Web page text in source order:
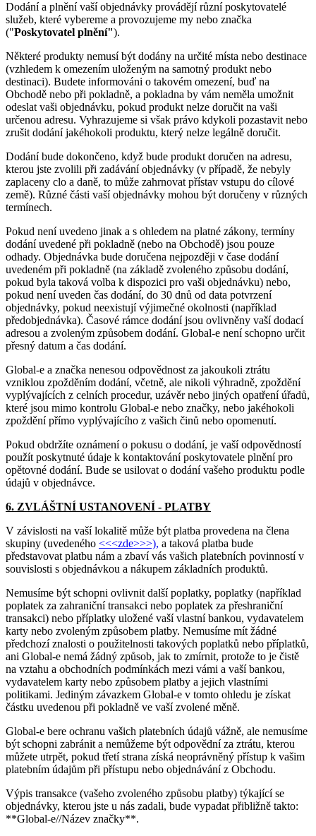
Dodání a plnění vaší objednávky provádějí různí poskytovatelé
služeb, které vybereme a provozujeme my nebo značka
("Poskytovatel plnění").
Některé produkty nemusí být dodány na určité místa nebo destinace
(vzhledem k omezením uloženým na samotný produkt nebo
destinaci). Budete informováni o takovém omezení, buď na
Obchodě nebo při pokladně, a pokladna by vám neměla umožnit
odeslat vaši objednávku, pokud produkt nelze doručit na vaši
určenou adresu. Vyhrazujeme si však právo kdykoli pozastavit nebo
zrušit dodání jakéhokoli produktu, který nelze legálně doručit.
Dodání bude dokončeno, když bude produkt doručen na adresu,
kterou jste zvolili při zadávání objednávky (v případě, že nebyly
zaplaceny clo a daně, to může zahrnovat přístav vstupu do cílové
země). Různé části vaší objednávky mohou být doručeny v různých
termínech.
Pokud není uvedeno jinak a s ohledem na platné zákony, termíny
dodání uvedené při pokladně (nebo na Obchodě) jsou pouze
odhady. Objednávka bude doručena nejpozději v čase dodání
uvedeném při pokladně (na základě zvoleného způsobu dodání,
pokud byla taková volba k dispozici pro vaši objednávku) nebo,
pokud není uveden čas dodání, do 30 dnů od data potvrzení
objednávky, pokud neexistují výjimečné okolnosti (například
předobjednávka). Časové rámce dodání jsou ovlivněny vaší dodací
adresou a zvoleným způsobem dodání. Global-e není schopno určit
přesný datum a čas dodání.
Global-e a značka nenesou odpovědnost za jakoukoli ztrátu
vzniklou zpožděním dodání, včetně, ale nikoli výhradně, zpoždění
vyplývajících z celních procedur, uzávěr nebo jiných opatření úřadů,
které jsou mimo kontrolu Global-e nebo značky, nebo jakéhokoli
zpoždění přímo vyplývajícího z vašich činů nebo opomenutí.
Pokud obdržíte oznámení o pokusu o dodání, je vaší odpovědností
použít poskytnuté údaje k kontaktování poskytovatele plnění pro
opětovné dodání. Bude se usilovat o dodání vašeho produktu podle
údajů v objednávce.
6. ZVLÁŠTNÍ USTANOVENÍ - PLATBY
V závislosti na vaší lokalitě může být platba provedena na člena
skupiny (uvedeného <<<zde>>>), a taková platba bude
představovat platbu nám a zbaví vás vašich platebních povinností v
souvislosti s objednávkou a nákupem základních produktů.
Nemusíme být schopni ovlivnit další poplatky, poplatky (například
poplatek za zahraniční transakci nebo poplatek za přeshraniční
transakci) nebo příplatky uložené vaší vlastní bankou, vydavatelem
karty nebo zvoleným způsobem platby. Nemusíme mít žádné
předchozí znalosti o použitelnosti takových poplatků nebo příplatků,
ani Global-e nemá žádný způsob, jak to zmírnit, protože to je čistě
na vztahu a obchodních podmínkách mezi vámi a vaší bankou,
vydavatelem karty nebo způsobem platby a jejich vlastními
politikami. Jediným závazkem Global-e v tomto ohledu je získat
částku uvedenou při pokladně ve vaší zvolené měně.
Global-e bere ochranu vašich platebních údajů vážně, ale nemusíme
být schopni zabránit a nemůžeme být odpovědní za ztrátu, kterou
můžete utrpět, pokud třetí strana získá neoprávněný přístup k vašim
platebním údajům při přístupu nebo objednávání z Obchodu.
Výpis transakce (vašeho zvoleného způsobu platby) týkající se
objednávky, kterou jste u nás zadali, bude vypadat přibližně takto:
**Global-e//Název značky**.